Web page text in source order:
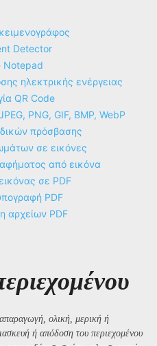
Detector
Notepad
ηλεκτρικής ενέργειας
QR Code
PNG, GIF, BMP, WebP
πρόσβασης
σε εικόνες
από εικόνα
σε PDF
PDF
αρχείων PDF
ολική, μερική ή
ή απόδοση του περιεχομένου